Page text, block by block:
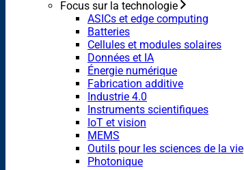
Focus sur la technologie
ASICs et edge computing
Batteries
Cellules et modules solaires
Données et IA
Énergie numérique
Fabrication additive
Industrie 4.0
Instruments scientifiques
IoT et vision
MEMS
Outils pour les sciences de la vie
Photonique